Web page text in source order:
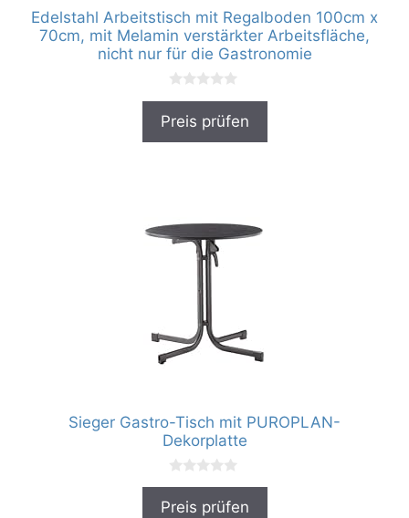
Edelstahl Arbeitstisch mit Regalboden 100cm x
70cm, mit Melamin verstärkter Arbeitsfläche,
nicht nur für die Gastronomie
0
o
Preis prüfen
Sieger Gastro-Tisch mit PUROPLAN-
Dekorplatte
0
o
Preis prüfen